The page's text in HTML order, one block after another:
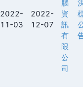
2022-
11-03
2022-
12-07
腦
資
訊
有
限
公
司